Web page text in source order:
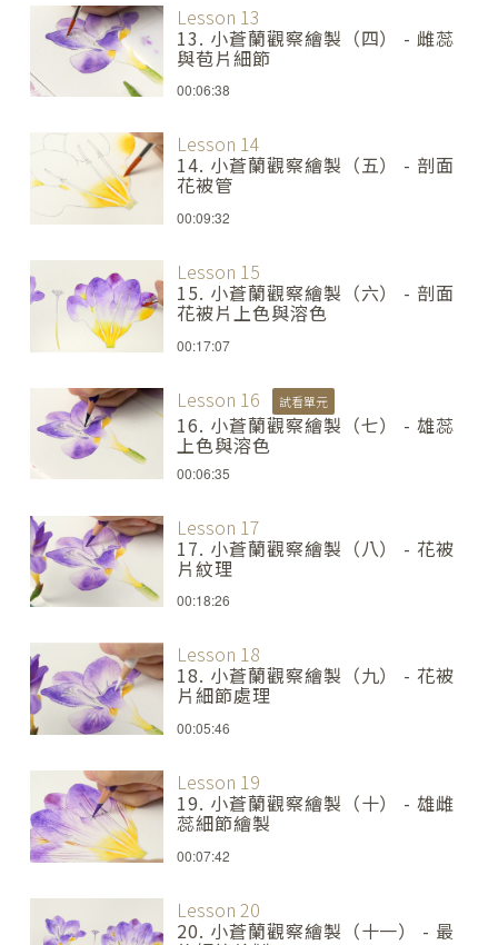
Lesson 13
13. 小蒼蘭觀察繪製（四） - 雌蕊
與苞片細節
00:06:38
Lesson 14
14. 小蒼蘭觀察繪製（五） - 剖面
花被管
00:09:32
Lesson 15
15. 小蒼蘭觀察繪製（六） - 剖面
花被片上色與溶色
00:17:07
Lesson 16 試看單元
16. 小蒼蘭觀察繪製（七） - 雄蕊
上色與溶色
00:06:35
Lesson 17
17. 小蒼蘭觀察繪製（八） - 花被
片紋理
00:18:26
Lesson 18
18. 小蒼蘭觀察繪製（九） - 花被
片細節處理
00:05:46
Lesson 19
19. 小蒼蘭觀察繪製（十） - 雄雌
蕊細節繪製
00:07:42
Lesson 20
20. 小蒼蘭觀察繪製（十一） - 最